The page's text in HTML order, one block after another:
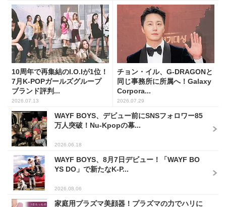
10周年で再集結のI.O.Iが1位！
7月K-POPガールズグループ
ブランド評判...
2026.07.13
チョン・イル、G-DRAGONと
同じ事務所に所属へ！Galaxy
Corpora...
2026.07.29
WAYF BOYS、デビュー前にSNSフォロワー85
万人突破！Nu-Kpopの幕...
2026.06.18
WAYF BOYS、8月7日デビュー！「WAYF BO
YS DO」で新たなK-P...
2026.08.06
家庭用プラズマ美顔器！プラズマの力でハリに